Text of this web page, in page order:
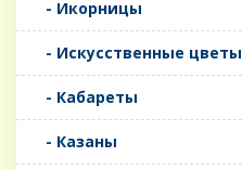
- Икорницы
- Искусственные цветы
- Кабареты
- Казаны